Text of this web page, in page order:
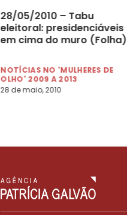
28/05/2010 – Tabu
eleitoral: presidenciáveis
em cima do muro (Folha)
NOTÍCIAS NO 'MULHERES DE
OLHO' 2009 A 2013
28 de maio, 2010